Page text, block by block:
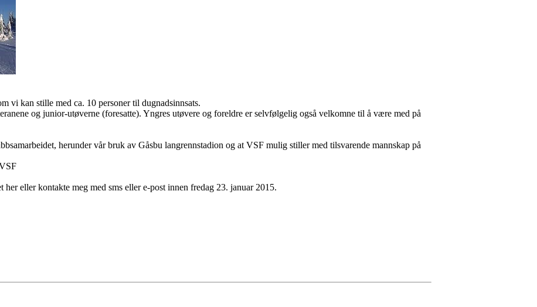
vi kan stille med ca. 10 personer til dugnadsinnsats.
og junior-utøverne (foresatte). Yngres utøvere og foreldre er selvfølgelig også velkomne til å være med på
herunder vår bruk av Gåsbu langrennstadion og at VSF mulig stiller med tilsvarende mannskap på
her eller kontakte meg med sms eller e-post innen fredag 23. januar 2015.